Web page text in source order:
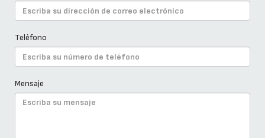
Teléfono
Mensaje